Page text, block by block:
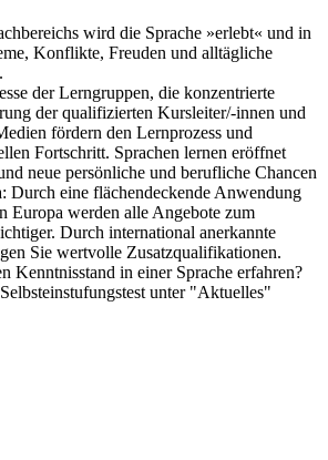
wird die Sprache »erlebt« und in
Konflikte, Freuden und alltägliche
der Lerngruppen, die konzentrierte
der qualifizierten Kursleiter/-innen und
fördern den Lernprozess und
Fortschritt. Sprachen lernen eröffnet
neue persönliche und berufliche Chancen
Durch eine flächendeckende Anwendung
Europa werden alle Angebote zum
Durch international anerkannte
Sie wertvolle Zusatzqualifikationen.
Kenntnisstand in einer Sprache erfahren?
unter "Aktuelles"